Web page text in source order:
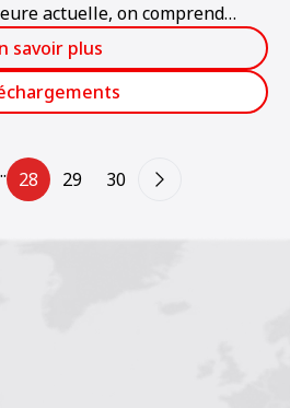
actuelle, on comprend
d’une révolution
à ceux qui adoptent les
autres à la traîne.
savoir plus
28 29 30